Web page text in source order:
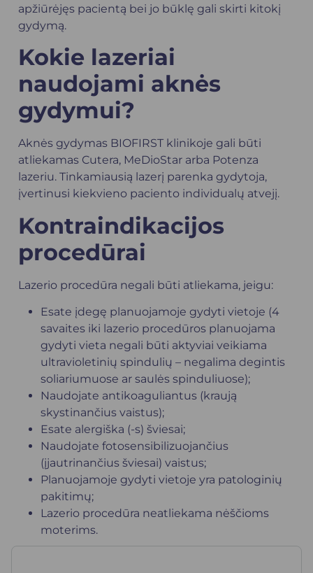
apžiūrėjęs pacientą bei jo būklę gali skirti kitokį
gydymą.
Kokie lazeriai
naudojami aknės
gydymui?
Aknės gydymas BIOFIRST klinikoje gali būti
atliekamas Cutera, MeDioStar arba Potenza
lazeriu. Tinkamiausią lazerį parenka gydytoja,
įvertinusi kiekvieno paciento individualų atvejį.
Kontraindikacijos
procedūrai
Lazerio procedūra negali būti atliekama, jeigu:
Esate įdegę planuojamoje gydyti vietoje (4
savaites iki lazerio procedūros planuojama
gydyti vieta negali būti aktyviai veikiama
ultravioletinių spindulių – negalima degintis
soliariumuose ar saulės spinduliuose);
Naudojate antikoaguliantus (kraują
skystinančius vaistus);
Esate alergiška (-s) šviesai;
Naudojate fotosensibilizuojančius
(įjautrinančius šviesai) vaistus;
Planuojamoje gydyti vietoje yra patologinių
pakitimų;
Lazerio procedūra neatliekama nėščioms
moterims.